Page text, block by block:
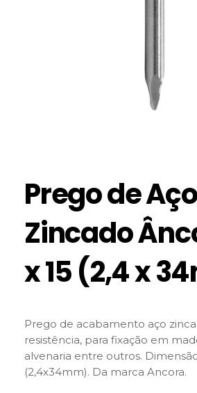
Prego de Aço
Zincado
x 15 (2,4 x
Prego de acabamento aço
resistência, para fixação em
alvenaria entre outros. Dimensão
(2,4x34mm). Da marca Ancora.